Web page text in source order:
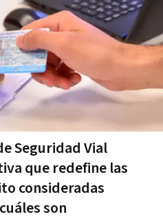
Seguridad Vial
que redefine las
consideradas
son